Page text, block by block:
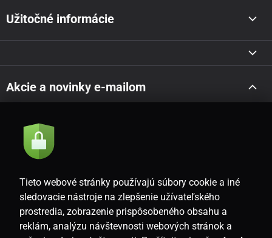
Užitočné informácie
Akcie a novinky e-mailom
Súhlasím so
SK
Tieto webové stránky používajú súbory cookie a iné
sledovacie nástroje na zlepšenie užívateľského
prostredia, zobrazenie prispôsobeného obsahu a
reklám, analýzu návštevnosti webových stránok a